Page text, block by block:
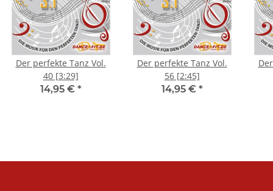
Der perfekte Tanz Vol.
40 [3:29]
14,95 € *
Der perfekte Tanz Vol.
56 [2:45]
14,95 € *